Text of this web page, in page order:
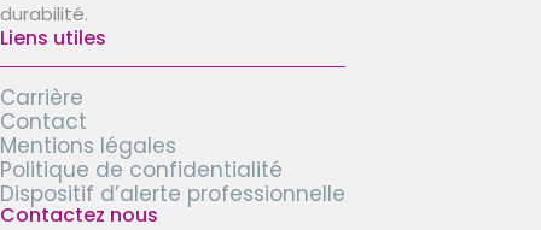
durabilité.
Liens utiles
Carrière
Contact
Mentions légales
Politique de confidentialité
Dispositif d’alerte professionnelle
Contactez nous